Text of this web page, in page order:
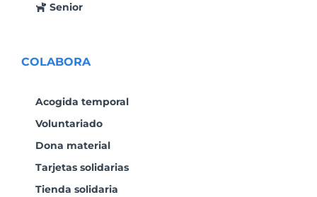
Senior
COLABORA
Acogida temporal
Voluntariado
Dona material
Tarjetas solidarias
Tienda solidaria